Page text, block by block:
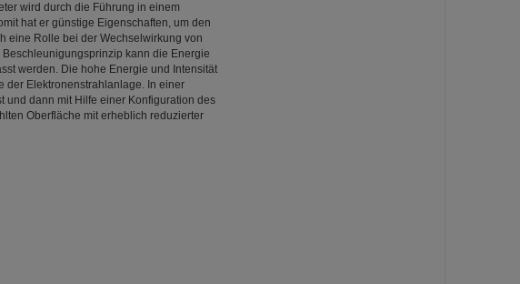
wird durch die Führung in einem
hat er günstige Eigenschaften, um den
eine Rolle bei der Wechselwirkung von
kann die Energie
werden. Die hohe Energie und Intensität
der Elektronenstrahlanlage. In einer
und dann mit Hilfe einer Konfiguration des
Oberfläche mit erheblich reduzierter